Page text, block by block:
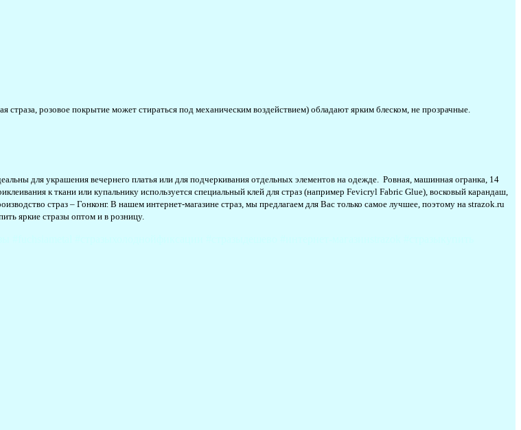
розовое покрытие может стираться под механическим воздействием) обладают ярким блеском, не прозрачные.
для украшения вечернего платья или для подчеркивания отдельных элементов на одежде. Ровная, машинная огранка, 14
к ткани или купальнику используется специальный клей для страз (например Fevicryl Fabric Glue), восковый карандаш,
страз – Гонконг. В нашем интернет-магазине страз, мы предлагаем для Вас только самое лучшее, поэтому на strazok.ru
яркие стразы оптом и в розницу.